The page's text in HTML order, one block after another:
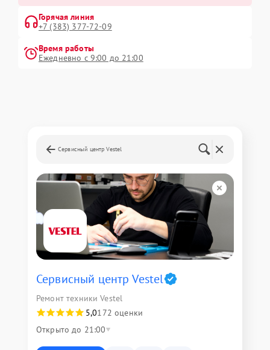
Горячая линия
+7 (383) 377-72-09
Время работы
Ежедневно с 9:00 до 21:00
Сервисный центр Vestel
Сервисный центр Vestel
Ремонт техники Vestel
5,0172 оценки
Открыто до 21:00